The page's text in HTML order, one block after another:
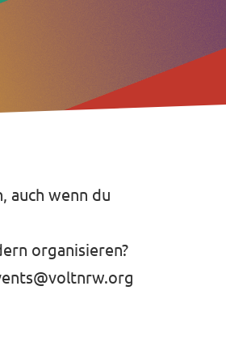
auch wenn du
organisieren?